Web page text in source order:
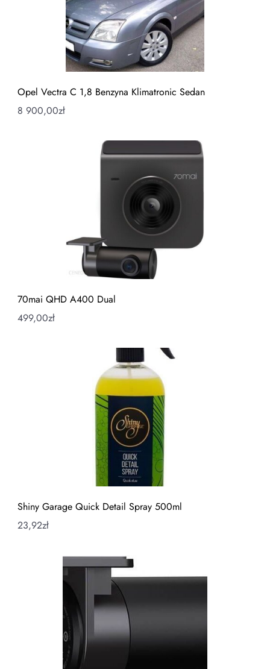
Opel Vectra C 1,8 Benzyna Klimatronic Sedan
8 900,00zł
70mai QHD A400 Dual
499,00zł
Shiny Garage Quick Detail Spray 500ml
23,92zł